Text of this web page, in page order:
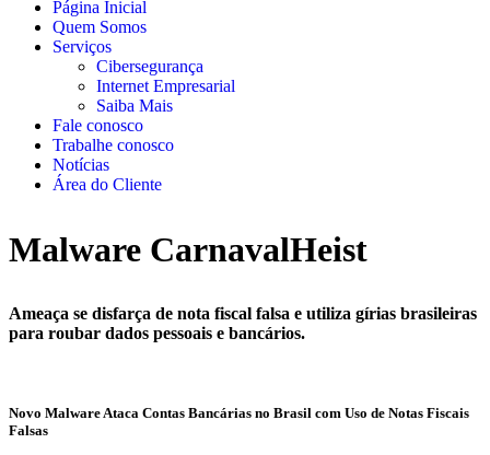
Página Inicial
Quem Somos
Serviços
Cibersegurança
Internet Empresarial
Saiba Mais
Fale conosco
Trabalhe conosco
Notícias
Área do Cliente
Malware CarnavalHeist
Ameaça se disfarça de nota fiscal falsa e utiliza gírias brasileiras
para roubar dados pessoais e bancários.
Novo Malware Ataca Contas Bancárias no Brasil com Uso de Notas Fiscais
Falsas